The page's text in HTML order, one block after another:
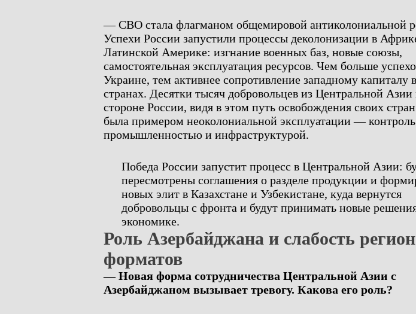
— СВО стала флагманом общемировой антиколониальной
Успехи России запустили процессы деколонизации в
Латинской Америке: изгнание военных баз, новые союзы,
самостоятельная эксплуатация ресурсов. Чем больше
Украине, тем активнее сопротивление западному капиталу
странах. Десятки тысяч добровольцев из Центральной
стороне России, видя в этом путь освобождения своих
была примером неоколониальной эксплуатации —
промышленностью и инфраструктурой.
Победа России запустит процесс в Центральной Азии:
пересмотрены соглашения о разделе продукции и
новых элит в Казахстане и Узбекистане, куда вернутся
добровольцы с фронта и будут принимать новые
экономике.
Роль Азербайджана и слабость
форматов
— Новая форма сотрудничества Центральной Азии с
Азербайджаном вызывает тревогу. Какова его роль?